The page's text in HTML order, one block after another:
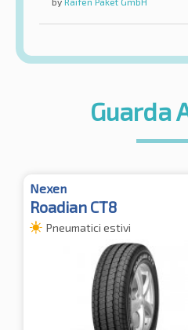
Guarda
Nexen
Roadian CT8
Pneumatici estivi